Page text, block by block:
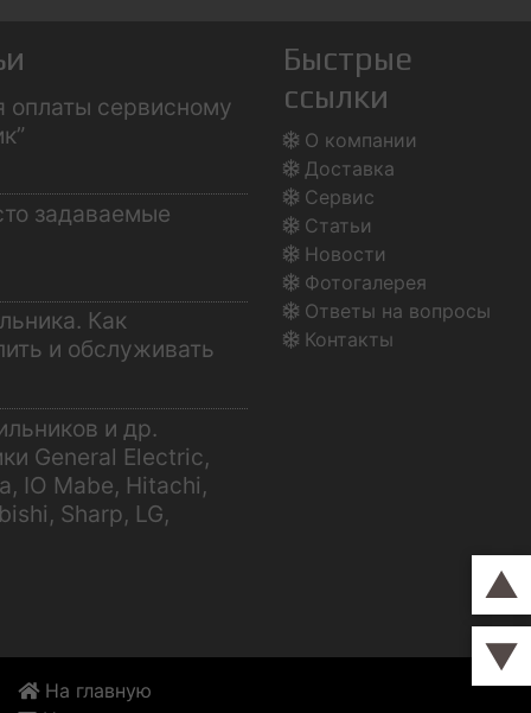
оплаты сервисному
задаваемые
Как
и обслуживать
и др.
General Electric,
IO Mabe, Hitachi,
Sharp, LG,
Быстрые
ссылки
О компании
Доставка
Сервис
Статьи
Новости
Фотогалерея
Ответы на вопросы
Контакты
На главную
▲
▼